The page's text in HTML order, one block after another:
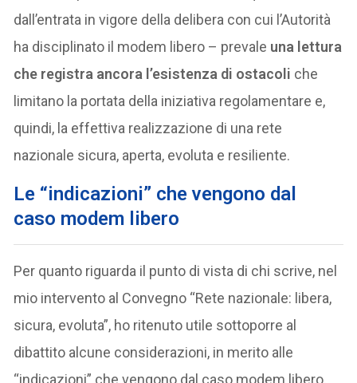
dall’entrata in vigore della delibera con cui l’Autorità
ha disciplinato il modem libero – prevale una lettura
che registra ancora l’esistenza di ostacoli che
limitano la portata della iniziativa regolamentare e,
quindi, la effettiva realizzazione di una rete
nazionale sicura, aperta, evoluta e resiliente.
Le “indicazioni” che vengono dal
caso modem libero
Per quanto riguarda il punto di vista di chi scrive, nel
mio intervento al Convegno “Rete nazionale: libera,
sicura, evoluta”, ho ritenuto utile sottoporre al
dibattito alcune considerazioni, in merito alle
“indicazioni” che vengono dal caso modem libero.